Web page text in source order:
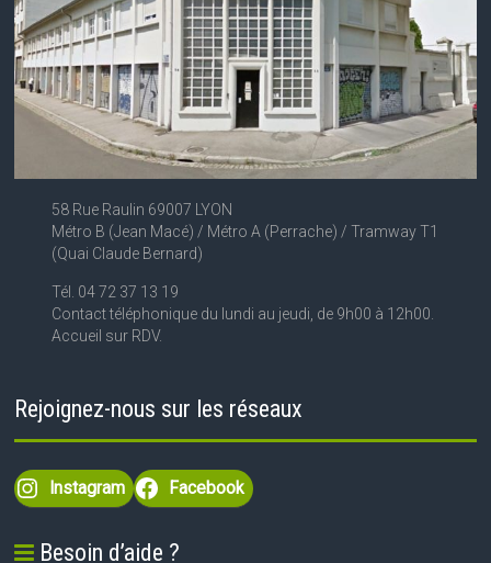
58 Rue Raulin 69007 LYON
Métro B (Jean Macé) / Métro A (Perrache) / Tramway T1
(Quai Claude Bernard)
Tél. 04 72 37 13 19
Contact téléphonique du lundi au jeudi, de 9h00 à 12h00.
Accueil sur RDV.
Rejoignez-nous sur les réseaux
Instagram Facebook
Besoin d’aide ?